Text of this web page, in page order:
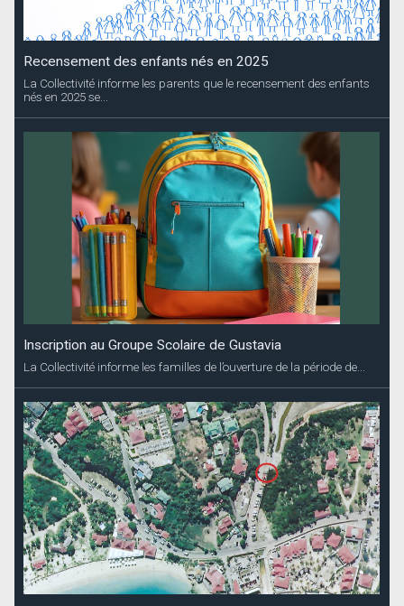
Recensement des enfants nés en 2025
La Collectivité informe les parents que le recensement des enfants
nés en 2025 se...
Inscription au Groupe Scolaire de Gustavia
La Collectivité informe les familles de l’ouverture de la période de...